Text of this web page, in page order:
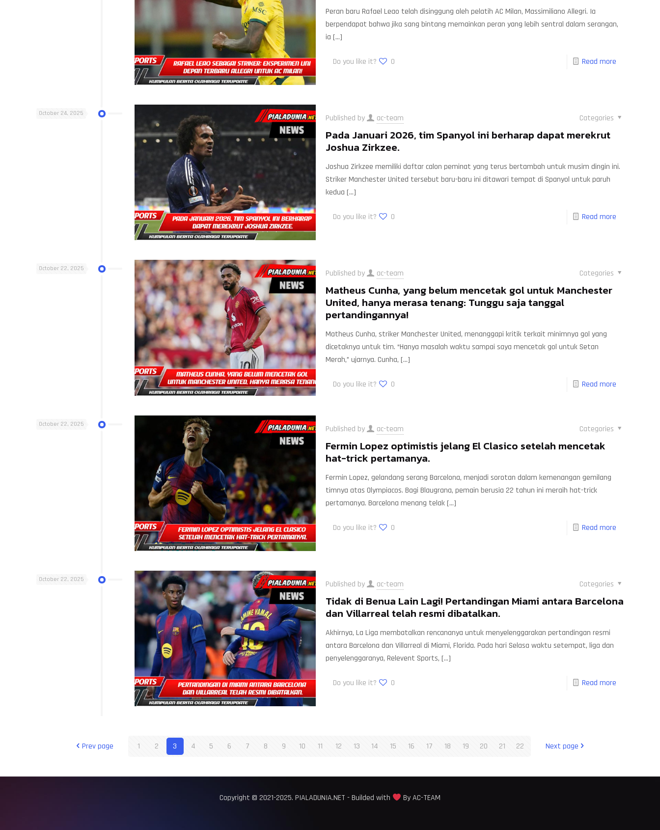
Peran baru Rafael Leao telah disinggung oleh pelatih AC Milan, Massimiliano Allegri. Ia
berpendapat bahwa jika sang bintang memainkan peran yang lebih sentral dalam serangan,
ia […]
Do you like it? 0 Read more
October 24, 2025 Published by ac-team Categories
Pada Januari 2026, tim Spanyol ini berharap dapat merekrut
Joshua Zirkzee.
Joshua Zirkzee memiliki daftar calon peminat yang terus bertambah untuk musim dingin ini.
Striker Manchester United tersebut baru-baru ini ditawari tempat di Spanyol untuk paruh
kedua […]
Do you like it? 0 Read more
October 22, 2025 Published by ac-team Categories
Matheus Cunha, yang belum mencetak gol untuk Manchester
United, hanya merasa tenang: Tunggu saja tanggal
pertandingannya!
Matheus Cunha, striker Manchester United, menanggapi kritik terkait minimnya gol yang
dicetaknya untuk tim. “Hanya masalah waktu sampai saya mencetak gol untuk Setan
Merah,” ujarnya. Cunha, […]
Do you like it? 0 Read more
October 22, 2025 Published by ac-team Categories
Fermin Lopez optimistis jelang El Clasico setelah mencetak
hat-trick pertamanya.
Fermin Lopez, gelandang serang Barcelona, ​​menjadi sorotan dalam kemenangan gemilang
timnya atas Olympiacos. Bagi Blaugrana, pemain berusia 22 tahun ini meraih hat-trick
pertamanya. Barcelona menang telak[…]
Do you like it? 0 Read more
October 22, 2025 Published by ac-team Categories
Tidak di Benua Lain Lagi! Pertandingan Miami antara Barcelona
dan Villarreal telah resmi dibatalkan.
Akhirnya, La Liga membatalkan rencananya untuk menyelenggarakan pertandingan resmi
antara Barcelona dan Villarreal di Miami, Florida. Pada hari Selasa waktu setempat, liga dan
penyelenggaranya, Relevent Sports, […]
Do you like it? 0 Read more
Prev page 1 2 3 4 5 6 7 8 9 10 11 12 13 14 15 16 17 18 19 20 21 22 Next page
Copyright © 2021-2025. PIALADUNIA.NET - Builded with By AC-TEAM